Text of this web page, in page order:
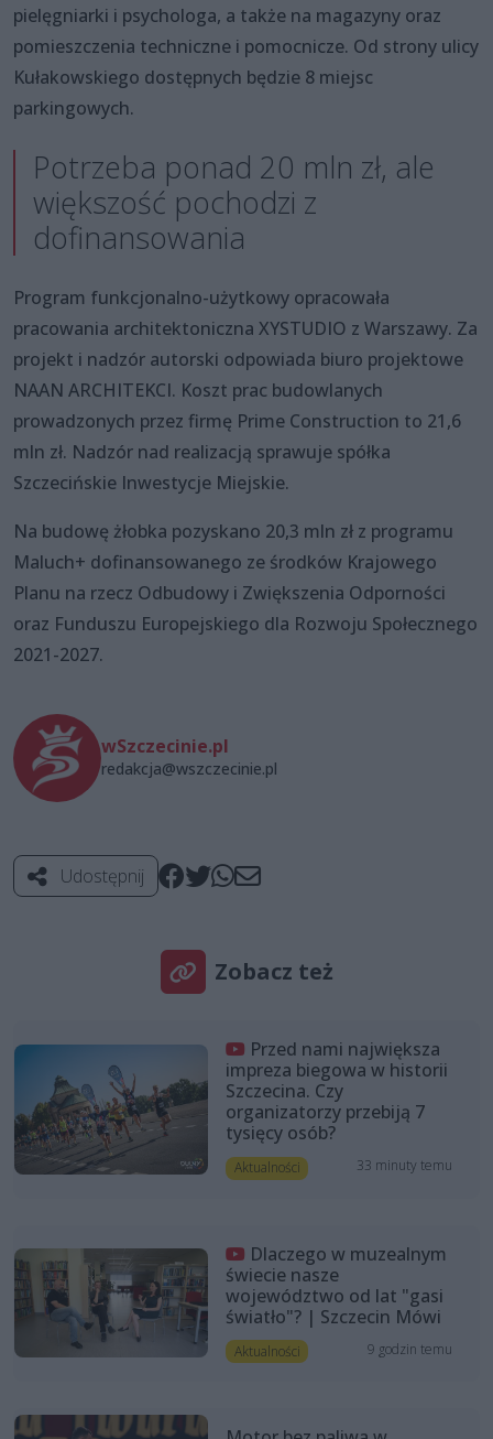
pielęgniarki i psychologa, a także na magazyny oraz
pomieszczenia techniczne i pomocnicze. Od strony ulicy
Kułakowskiego dostępnych będzie 8 miejsc
parkingowych.
Potrzeba ponad 20 mln zł, ale
większość pochodzi z
dofinansowania
Program funkcjonalno-użytkowy opracowała
pracowania architektoniczna XYSTUDIO z Warszawy. Za
projekt i nadzór autorski odpowiada biuro projektowe
NAAN ARCHITEKCI. Koszt prac budowlanych
prowadzonych przez firmę Prime Construction to 21,6
mln zł. Nadzór nad realizacją sprawuje spółka
Szczecińskie Inwestycje Miejskie.
Na budowę żłobka pozyskano 20,3 mln zł z programu
Maluch+ dofinansowanego ze środków Krajowego
Planu na rzecz Odbudowy i Zwiększenia Odporności
oraz Funduszu Europejskiego dla Rozwoju Społecznego
2021-2027.
wSzczecinie.pl
redakcja@wszczecinie.pl
Udostępnij
Zobacz też
Przed nami największa
impreza biegowa w historii
Szczecina. Czy
organizatorzy przebiją 7
tysięcy osób?
Aktualności 33 minuty temu
Dlaczego w muzealnym
świecie nasze
województwo od lat "gasi
światło"? | Szczecin Mówi
Aktualności 9 godzin temu